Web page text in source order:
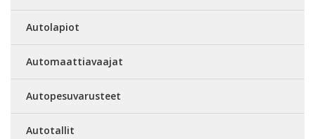
Autolapiot
Automaattiavaajat
Autopesuvarusteet
Autotallit